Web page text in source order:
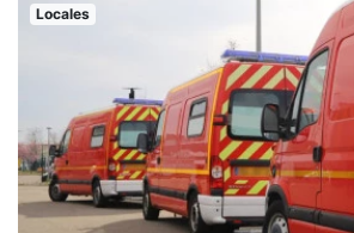
Locales